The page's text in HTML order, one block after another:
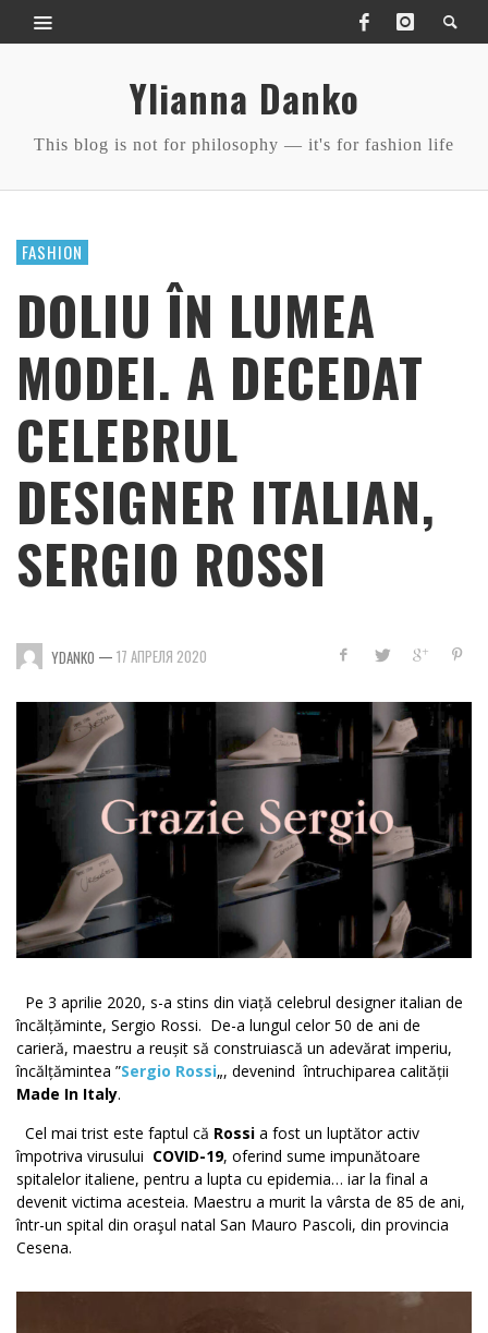
Ylianna Danko
This blog is not for philosophy — it's for fashion life
FASHION
DOLIU ÎN LUMEA
MODEI. A DECEDAT
CELEBRUL
DESIGNER ITALIAN,
SERGIO ROSSI
YDANKO — 17 АПРЕЛЯ 2020
Pe 3 aprilie 2020, s-a stins din viață celebrul designer italian de
încălțăminte, Sergio Rossi. De-a lungul celor 50 de ani de
carieră, maestru a reușit să construiască un adevărat imperiu,
încălțămintea ”Sergio Rossi„, devenind întruchiparea calității
Made In Italy.
Cel mai trist este faptul că Rossi a fost un luptător activ
împotriva virusului COVID-19, oferind sume impunătoare
spitalelor italiene, pentru a lupta cu epidemia… iar la final a
devenit victima acesteia. Maestru a murit la vârsta de 85 de ani,
într-un spital din oraşul natal San Mauro Pascoli, din provincia
Cesena.